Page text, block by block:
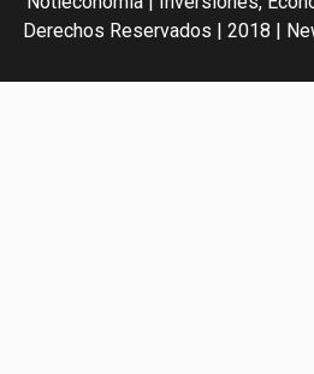
economía
Derechos Reservados | 2018 |